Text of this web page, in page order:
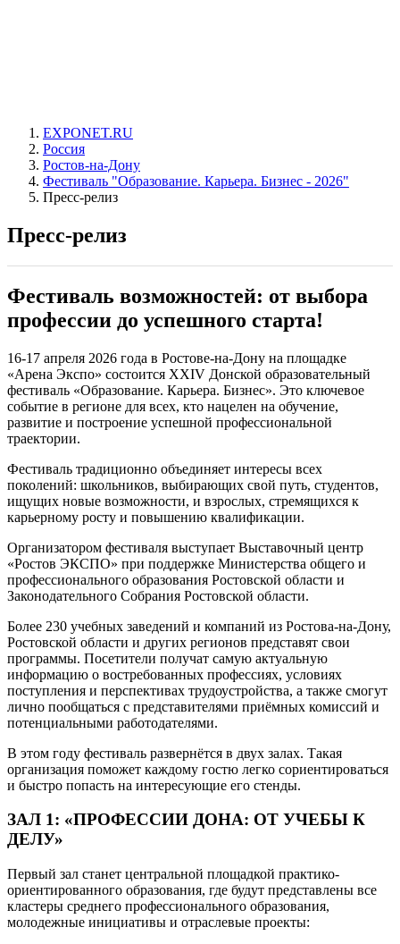
EXPONET.RU
Россия
Ростов-на-Дону
Фестиваль "Образование. Карьера. Бизнес - 2026"
Пресс-релиз
Пресс-релиз
Фестиваль возможностей: от выбора
профессии до успешного старта!
16-17 апреля 2026 года в Ростове-на-Дону на площадке
«Арена Экспо» состоится XXIV Донской образовательный
фестиваль «Образование. Карьера. Бизнес». Это ключевое
событие в регионе для всех, кто нацелен на обучение,
развитие и построение успешной профессиональной
траектории.
Фестиваль традиционно объединяет интересы всех
поколений: школьников, выбирающих свой путь, студентов,
ищущих новые возможности, и взрослых, стремящихся к
карьерному росту и повышению квалификации.
Организатором фестиваля выступает Выставочный центр
«Ростов ЭКСПО» при поддержке Министерства общего и
профессионального образования Ростовской области и
Законодательного Собрания Ростовской области.
Более 230 учебных заведений и компаний из Ростова-на-Дону,
Ростовской области и других регионов представят свои
программы. Посетители получат самую актуальную
информацию о востребованных профессиях, условиях
поступления и перспективах трудоустройства, а также смогут
лично пообщаться с представителями приёмных комиссий и
потенциальными работодателями.
В этом году фестиваль развернётся в двух залах. Такая
организация поможет каждому гостю легко сориентироваться
и быстро попасть на интересующие его стенды.
ЗАЛ 1: «ПРОФЕССИИ ДОНА: ОТ УЧЕБЫ К
ДЕЛУ»
Первый зал станет центральной площадкой практико-
ориентированного образования, где будут представлены все
кластеры среднего профессионального образования,
молодежные инициативы и отраслевые проекты: